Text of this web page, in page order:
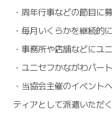
・周年行事などの節目に
・毎月いくらかを継続的
・事務所や店舗などにユ
・ユニセフかながわパー
・当協会主催のイベント
ティアとして派遣いただく